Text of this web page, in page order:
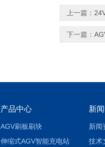
上一篇：
下一篇：
产品中心
AGV刷板刷块
伸缩式AGV智能充电站
新
新闻
技术